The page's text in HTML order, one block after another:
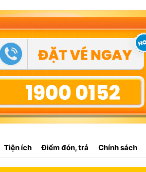
Tiện ích Điểm đón, trả Chính sách